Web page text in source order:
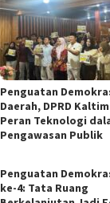
Penguatan
Daerah, DPRD
Peran Teknologi
Pengawasan Publik
Penguatan
ke-4: Tata Ruang